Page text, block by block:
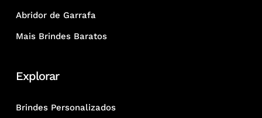
Abridor de Garrafa
Mais Brindes Baratos
Explorar
Brindes Personalizados